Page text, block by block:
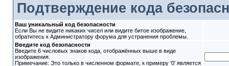
Подтверждение кода
Ваш уникальный код безопасности
Если Вы не видите никаких чисел или видите битое изображение,
обратитесь к Администратору форума для устранения проблемы.
Введите код безопасности
Введите 6 числовых знаков кода, отображённых выше в виде
изображения.
Примечание: Это только в численном формате, к примеру '0' является